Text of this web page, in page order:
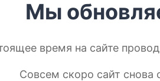
Мы
время на сайте
Совсем скоро сайт снова